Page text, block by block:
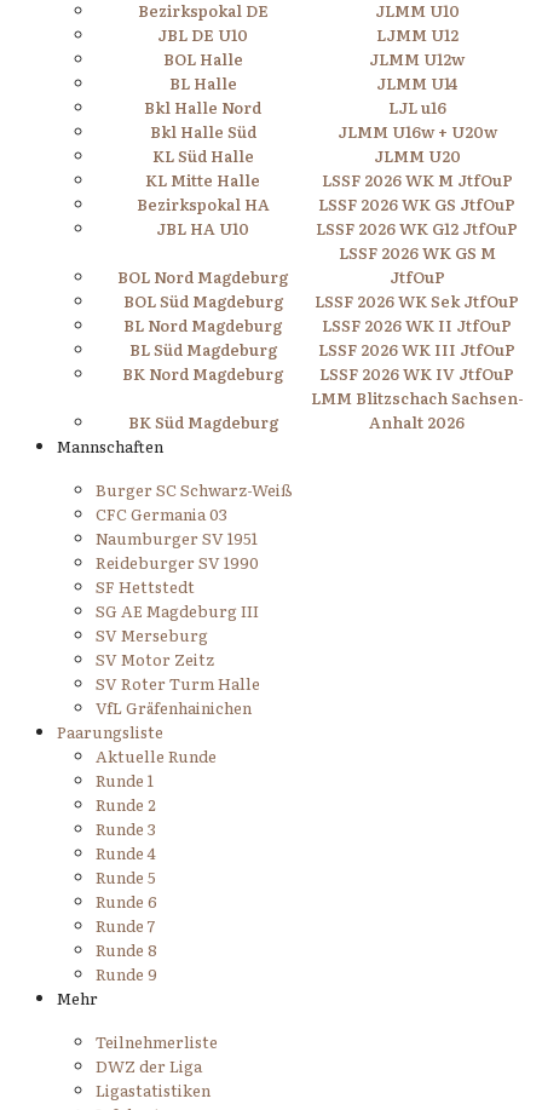
Bezirkspokal DE
JLMM U10
JBL DE U10
LJMM U12
BOL Halle
JLMM U12w
BL Halle
JLMM U14
Bkl Halle Nord
LJL u16
Bkl Halle Süd
JLMM U16w + U20w
KL Süd Halle
JLMM U20
KL Mitte Halle
LSSF 2026 WK M JtfOuP
Bezirkspokal HA
LSSF 2026 WK GS JtfOuP
JBL HA U10
LSSF 2026 WK G12 JtfOuP
BOL Nord Magdeburg
LSSF 2026 WK GS M
JtfOuP
BOL Süd Magdeburg
LSSF 2026 WK Sek JtfOuP
BL Nord Magdeburg
LSSF 2026 WK II JtfOuP
BL Süd Magdeburg
LSSF 2026 WK III JtfOuP
BK Nord Magdeburg
LSSF 2026 WK IV JtfOuP
BK Süd Magdeburg
LMM Blitzschach Sachsen-
Anhalt 2026
Mannschaften
Burger SC Schwarz-Weiß
CFC Germania 03
Naumburger SV 1951
Reideburger SV 1990
SF Hettstedt
SG AE Magdeburg III
SV Merseburg
SV Motor Zeitz
SV Roter Turm Halle
VfL Gräfenhainichen
Paarungsliste
Aktuelle Runde
Runde 1
Runde 2
Runde 3
Runde 4
Runde 5
Runde 6
Runde 7
Runde 8
Runde 9
Mehr
Teilnehmerliste
DWZ der Liga
Ligastatistiken